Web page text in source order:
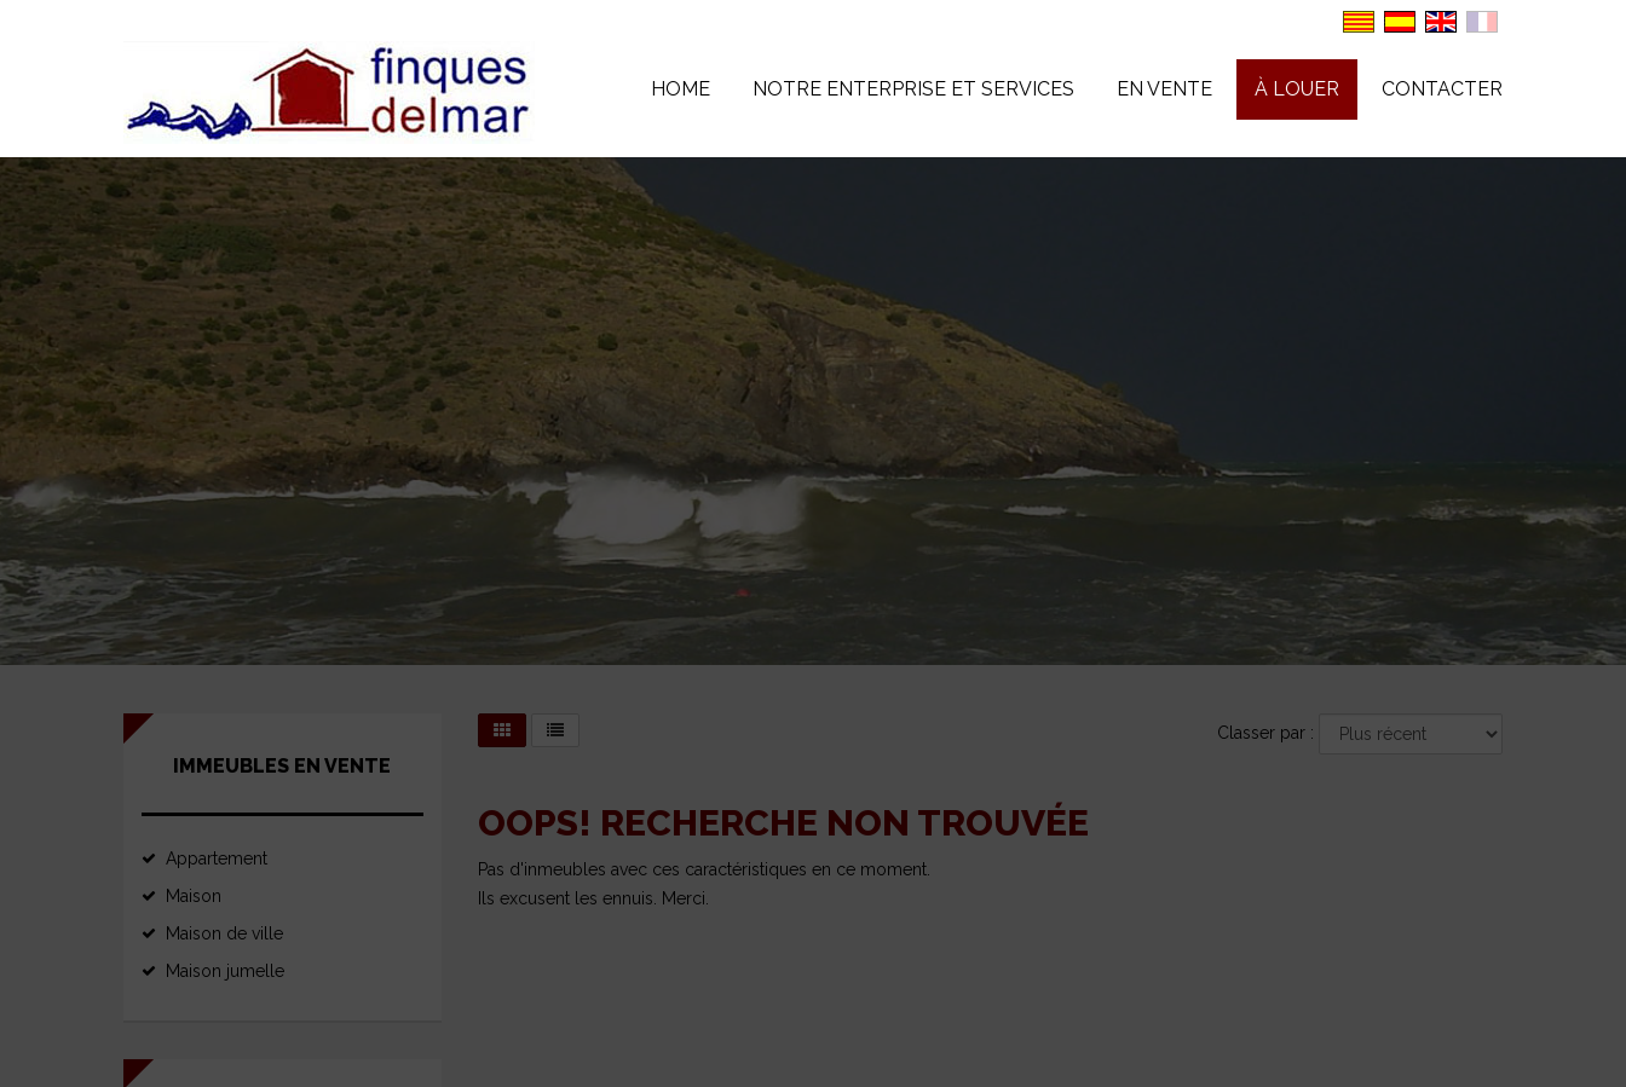
HOME NOTRE ENTERPRISE ET SERVICES EN VENTE À LOUER CONTACTER
Classer par :
Sort
OOPS! RECHERCHE NON TROUVÉE
Pas d'inmeubles avec ces caractéristiques en ce moment.
Ils excusent les ennuis. Merci.
IMMEUBLES EN VENTE
Appartement
Maison
Maison de ville
Maison jumelle